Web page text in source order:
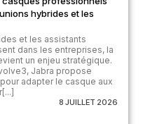
hybrides et les
et les assistants
dans les entreprises, la
un enjeu stratégique.
Jabra propose
adapter le casque aux
8 JUILLET 2026